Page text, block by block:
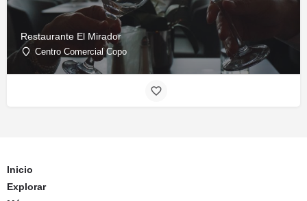
Restaurante El Mirador
Centro Comercial Copo
Inicio
Explorar